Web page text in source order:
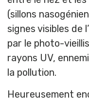
(sillons
signes visibles de
par le photo-
rayons UV,
la pollution.
Heureusement